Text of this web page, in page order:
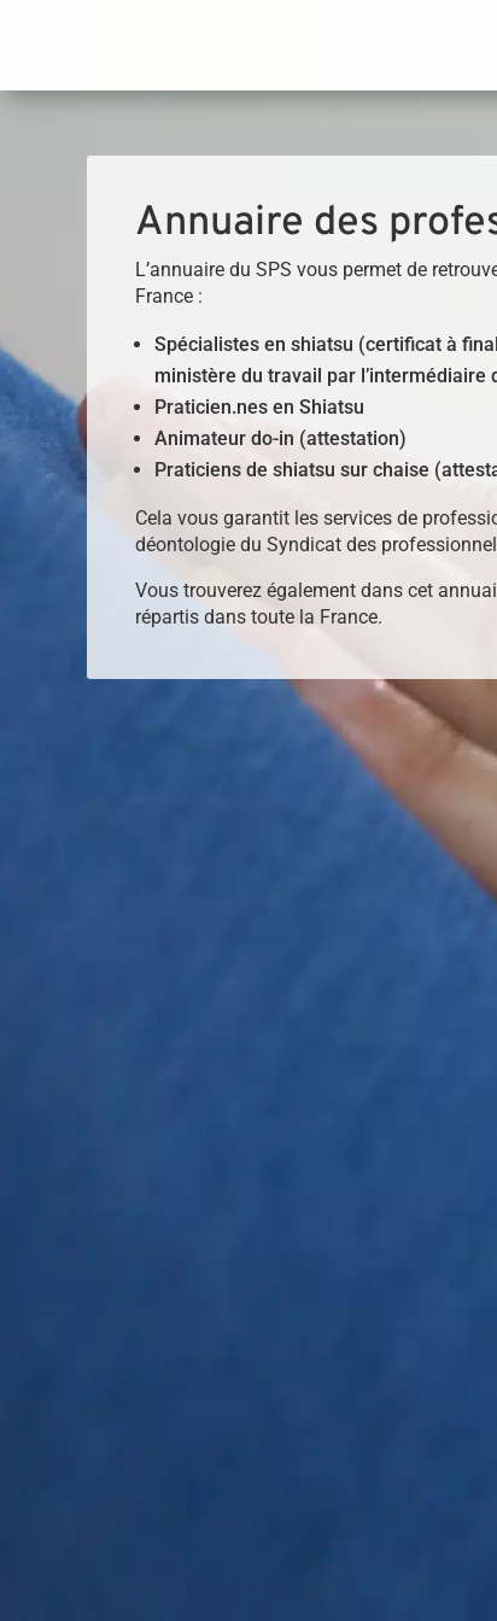
Annuaire des
L’annuaire du SPS vous permet de
France :
Spécialistes en shiatsu (certificat à
ministère du travail par l’intermédiaire
Praticien.nes en Shiatsu
Animateur do-in (attestation)
Praticiens de shiatsu sur chaise
Cela vous garantit les services de
déontologie du Syndicat des
Vous trouverez également dans cet
répartis dans toute la France.